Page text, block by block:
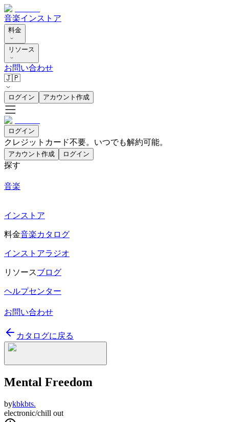
音楽インストア
料金
リソース
お問い合わせ
🇯🇵
ログイン アカウント作成
ログイン
クレジットカード不要。いつでも解約可能。
アカウント作成 ログイン
探す
音楽
インストア
料金音楽カタログ
インストアラジオ
リソースブログ
ヘルプセンター
お問い合わせ
カタログに戻る
Mental Freedom
bykbkbts.
electronic/chill out